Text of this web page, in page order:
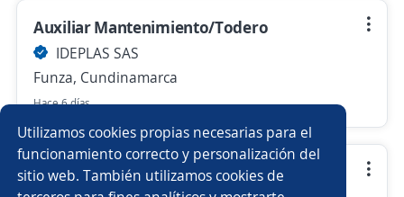
Utilizamos cookies propias necesarias para el
funcionamiento correcto y personalización del
sitio web. También utilizamos cookies de
Auxiliar Mantenimiento/Todero
IDEPLAS SAS
Funza, Cundinamarca
Hace 6 días
Asesor Comercial